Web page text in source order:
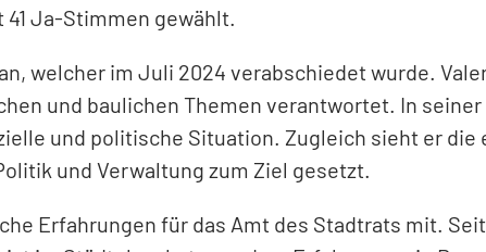
Ja-Stimmen gewählt.
welcher im Juli 2024 verabschiedet wurde.
und baulichen Themen verantwortet. In
und politische Situation. Zugleich sieht er
und Verwaltung zum Ziel gesetzt.
Erfahrungen für das Amt des Stadtrats mit.